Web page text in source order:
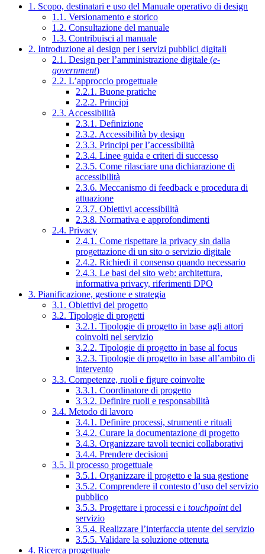
1. Scopo, destinatari e uso del Manuale operativo di design
1.1. Versionamento e storico
1.2. Consultazione del manuale
1.3. Contribuisci al manuale
2. Introduzione al design per i servizi pubblici digitali
2.1. Design per l’amministrazione digitale (e-
government)
2.2. L’approccio progettuale
2.2.1. Buone pratiche
2.2.2. Principi
2.3. Accessibilità
2.3.1. Definizione
2.3.2. Accessibilità by design
2.3.3. Principi per l’accessibilità
2.3.4. Linee guida e criteri di successo
2.3.5. Come rilasciare una dichiarazione di
accessibilità
2.3.6. Meccanismo di feedback e procedura di
attuazione
2.3.7. Obiettivi accessibilità
2.3.8. Normativa e approfondimenti
2.4. Privacy
2.4.1. Come rispettare la privacy sin dalla
progettazione di un sito o servizio digitale
2.4.2. Richiedi il consenso quando necessario
2.4.3. Le basi del sito web: architettura,
informativa privacy, riferimenti DPO
3. Pianificazione, gestione e strategia
3.1. Obiettivi del progetto
3.2. Tipologie di progetti
3.2.1. Tipologie di progetto in base agli attori
coinvolti nel servizio
3.2.2. Tipologie di progetto in base al focus
3.2.3. Tipologie di progetto in base all’ambito di
intervento
3.3. Competenze, ruoli e figure coinvolte
3.3.1. Coordinatore di progetto
3.3.2. Definire ruoli e responsabilità
3.4. Metodo di lavoro
3.4.1. Definire processi, strumenti e rituali
3.4.2. Curare la documentazione di progetto
3.4.3. Organizzare tavoli tecnici collaborativi
3.4.4. Prendere decisioni
3.5. Il processo progettuale
3.5.1. Organizzare il progetto e la sua gestione
3.5.2. Comprendere il contesto d’uso del servizio
pubblico
3.5.3. Progettare i processi e i touchpointdel
servizio
3.5.4. Realizzare l’interfaccia utente del servizio
3.5.5. Validare la soluzione ottenuta
4. Ricerca progettuale